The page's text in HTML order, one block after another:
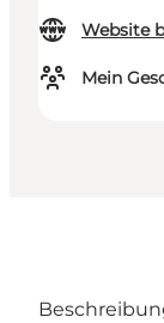
Website
Mein